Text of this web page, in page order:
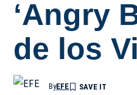
‘Angry
de los
ByEFE